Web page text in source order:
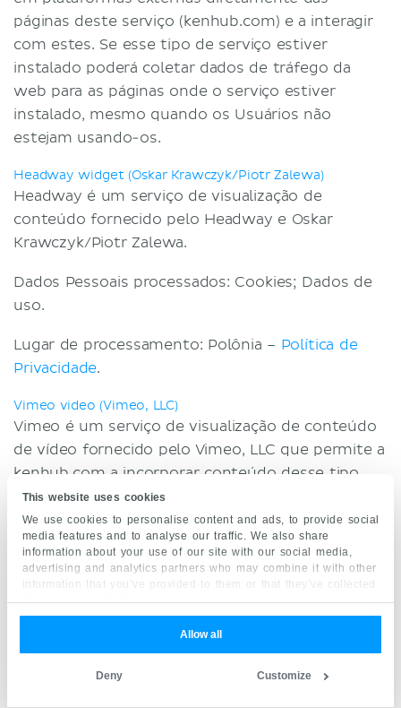
This website uses cookies
We use cookies to personalise content and ads, to provide social
media features and to analyse our traffic. We also share
information about your use of our site with our social media,
advertising and analytics partners who may combine it with other
information that you’ve provided to them or that they’ve collected
from your use of their services.
Allow all
Customize
Deny
páginas deste serviço (kenhub.com) e a interagir
com estes. Se esse tipo de serviço estiver
instalado poderá coletar dados de tráfego da
web para as páginas onde o serviço estiver
instalado, mesmo quando os Usuários não
estejam usando-os.
Headway widget (Oskar Krawczyk/Piotr Zalewa)
Headway é um serviço de visualização de
conteúdo fornecido pelo Headway e Oskar
Krawczyk/Piotr Zalewa.
Dados Pessoais processados: Cookies; Dados de
uso.
Lugar de processamento: Polônia – Política de
Privacidade.
Vimeo video (Vimeo, LLC)
Vimeo é um serviço de visualização de conteúdo
de vídeo fornecido pelo Vimeo, LLC que permite a
kenhub.com a incorporar conteúdo desse tipo
em suas páginas.
Dados Pessoais processados: Cookies; Dados de
uso.
Lugar de processamento: EUA –Política de
Privacidade
Informações sobre como optar por não